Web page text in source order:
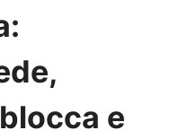
e